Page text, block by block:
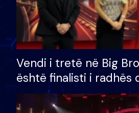
Vendi i tretë në Big
është finalisti i radhës